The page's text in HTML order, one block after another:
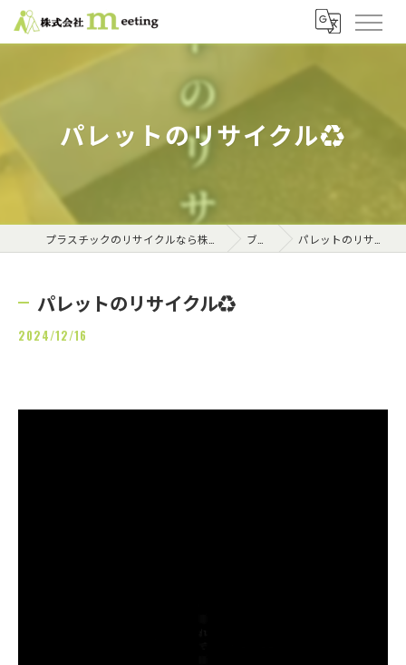
パレットのリサイクル♻️
ブログ パレットのリサイクル♻️
パレットのリサイクル♻️
2024/12/16